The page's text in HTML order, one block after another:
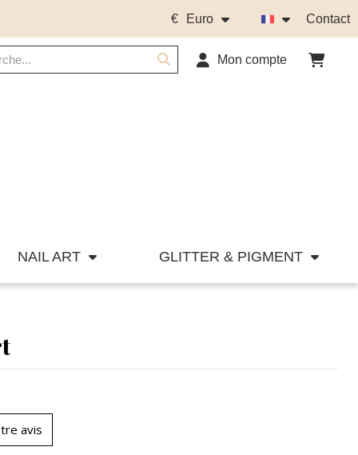
€ Euro Contact
Mon compte
NAIL ART GLITTER & PIGMENT
avis